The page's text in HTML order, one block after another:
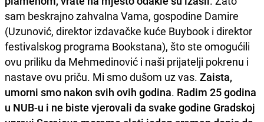
sam beskrajno zahvalna Vama, gospodine Damire
(Uzunović, direktor izdavačke kuće Buybook i direktor
festivalskog programa Bookstana), što ste omogućili
ovu priliku da Mehmedinović i naši prijatelji pokrenu i
nastave ovu priču. Mi smo dušom uz vas. Zaista,
umorni smo nakon svih ovih godina. Radim 25 godina
u NUB-u i ne biste vjerovali da svake godine Gradskoj